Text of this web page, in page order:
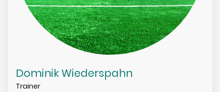
Dominik Wiederspahn
Trainer